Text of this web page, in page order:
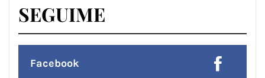
SEGUIME
Facebook